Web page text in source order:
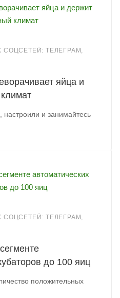
ТЕЛЕГРАМ,
яйца и
настроили и занимайтесь
ТЕЛЕГРАМ,
до 100 яиц
положительных